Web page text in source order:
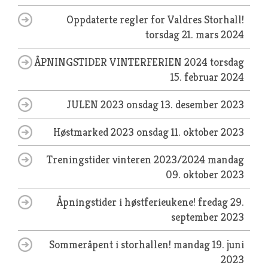
Oppdaterte regler for Valdres Storhall!
torsdag 21. mars 2024
ÅPNINGSTIDER VINTERFERIEN 2024 torsdag
15. februar 2024
JULEN 2023 onsdag 13. desember 2023
Høstmarked 2023 onsdag 11. oktober 2023
Treningstider vinteren 2023/2024 mandag
09. oktober 2023
Åpningstider i høstferieukene! fredag 29.
september 2023
Sommeråpent i storhallen! mandag 19. juni
2023